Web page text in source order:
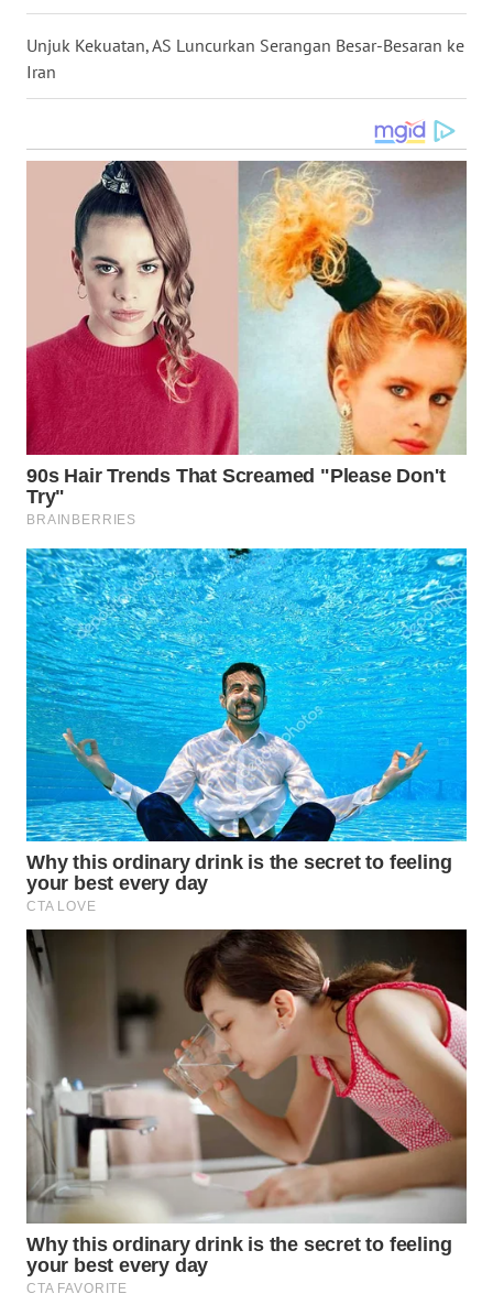
Unjuk Kekuatan, AS Luncurkan Serangan Besar-Besaran ke
Iran
WN
KALSEL
WN
SULSEL
WN
GORONTALO
WN
SULUT
WN
MALUKU
MALUT
WN
DAIRI
WN
DANAU
TOBA
WN
NIAS
WN
LANGKAT
TAPANULI
SELATAN
LESUNG
WN
KARO
WN
SIMALUNGUN